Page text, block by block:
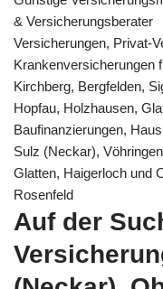
& Versicherungsberater
Versicherungen, Privat-
Krankenversicherungen
Kirchberg, Bergfelden,
Hopfau, Holzhausen,
Baufinanzierungen,
Sulz (Neckar),
Glatten, Haigerloch und
Rosenfeld
Auf der